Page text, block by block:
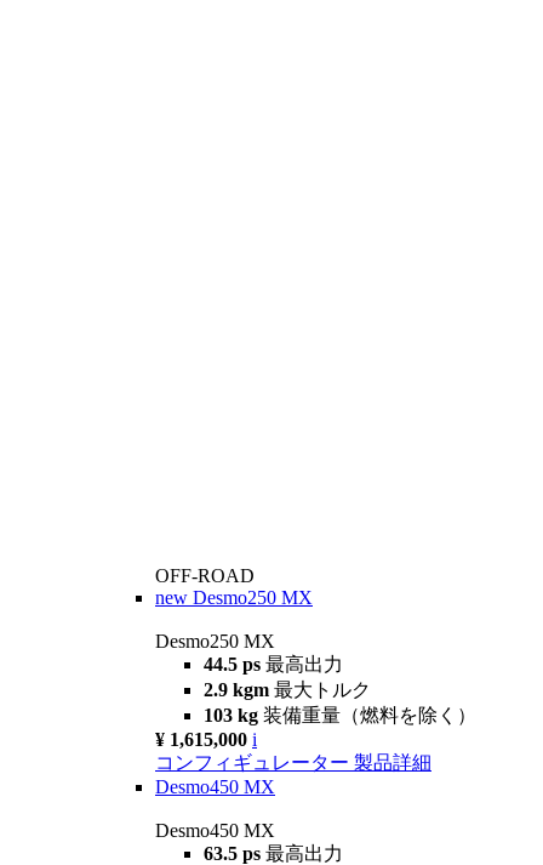
OFF-ROAD
new Desmo250 MX
Desmo250 MX
44.5 ps 最高出力
2.9 kgm 最大トルク
103 kg 装備重量（燃料を除く）
¥ 1,615,000 i
コンフィギュレーター 製品詳細
Desmo450 MX
Desmo450 MX
63.5 ps 最高出力